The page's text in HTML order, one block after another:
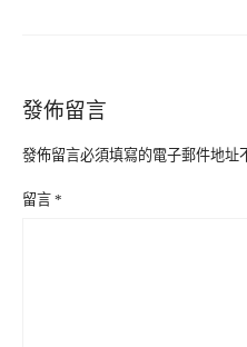
發佈留言
發佈留言必須填寫的電子郵件地址
留言 *